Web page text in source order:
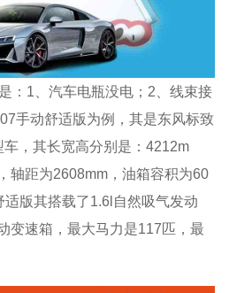
：1、汽车电瓶没电；2、线束接
手动舒适版为例，其是东风标致
，其长宽高分别是：4212m
轴距为2608mm，油箱容积为60
版其搭载了1.6l自然吸气发动
变速箱，最大马力是117匹，最